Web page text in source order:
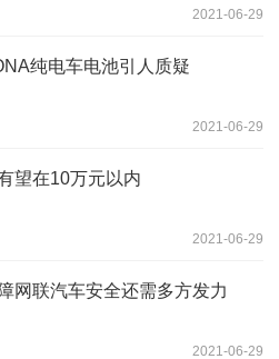
2021-06-29
纯电车电池引人质疑
2021-06-29
望在10万元以内
2021-06-29
网联汽车安全还需多方发力
2021-06-29